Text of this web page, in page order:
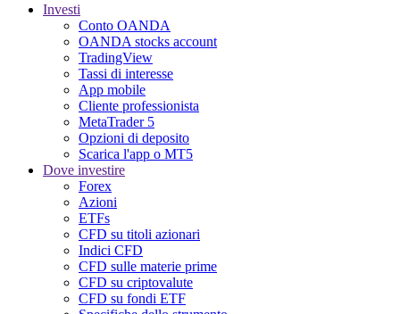
Investi
Conto OANDA
OANDA stocks account
TradingView
Tassi di interesse
App mobile
Cliente professionista
MetaTrader 5
Opzioni di deposito
Scarica l'app o MT5
Dove investire
Forex
Azioni
ETFs
CFD su titoli azionari
Indici CFD
CFD sulle materie prime
CFD su criptovalute
CFD su fondi ETF